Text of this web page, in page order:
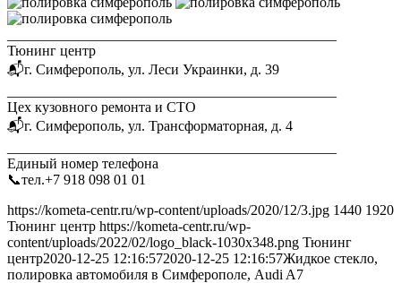
Тюнинг центр
📬г. Симферополь, ул. Леси Украинки, д. 39
Цех кузовного ремонта и СТО
📬г. Симферополь, ул. Трансформаторная, д. 4
Единый номер телефона
📞тел.‎+7 918 098 01 01
https://kometa-centr.ru/wp-content/uploads/2020/12/3.jpg 1440 1920
Тюнинг центр https://kometa-centr.ru/wp-
content/uploads/2022/02/logo_black-1030x348.png Тюнинг
центр2020-12-25 12:16:572020-12-25 12:16:57Жидкое стекло,
полировка автомобиля в Симферополе, Audi A7